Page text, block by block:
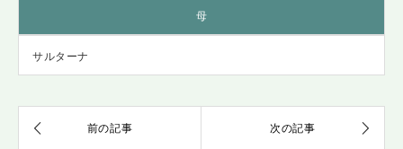
母
サルターナ